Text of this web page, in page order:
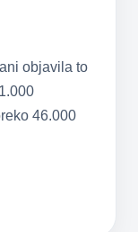
objavila to
46.000